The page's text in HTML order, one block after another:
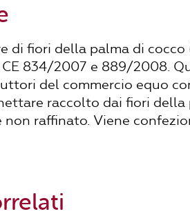
di fiori della palma di
CE 834/2007 e 889/2008.
del commercio equo
raccolto dai fiori della
non raffinato. Viene